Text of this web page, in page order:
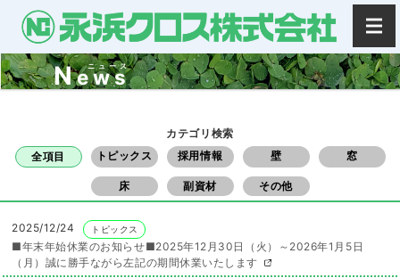
News
ニュース
カテゴリ検索
全項目
トピックス 採用情報 壁 窓
床 副資材 その他
2025/12/24 トピックス
■年末年始休業のお知らせ■2025年12月30日（火）～2026年1月5日
（月）誠に勝手ながら左記の期間休業いたします